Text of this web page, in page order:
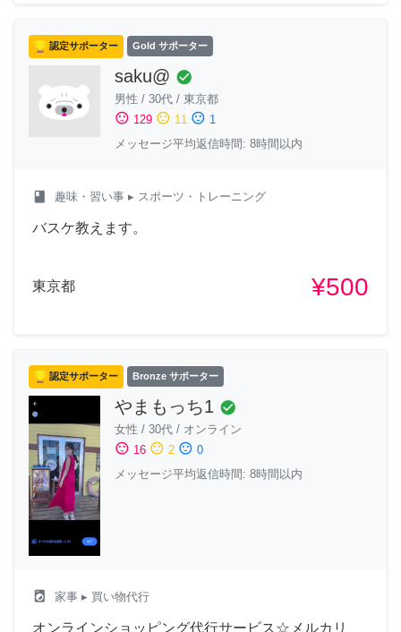
認定サポーター Gold サポーター
saku@ check_circle
男性 / 30代 / 東京都
sentiment_satisfied 129 sentiment_neutral 11 sentiment_dissatisfied 1
メッセージ平均返信時間: 8時間以内
class 趣味・習い事 ▸ スポーツ・トレーニング
バスケ教えます。
東京都 ¥500
認定サポーター Bronze サポーター
やまもっち1 check_circle
女性 / 30代 / オンライン
sentiment_satisfied 16 sentiment_neutral 2 sentiment_dissatisfied 0
メッセージ平均返信時間: 8時間以内
local_laundry_service 家事 ▸ 買い物代行
オンラインショッピング代行サービス☆メルカリ、